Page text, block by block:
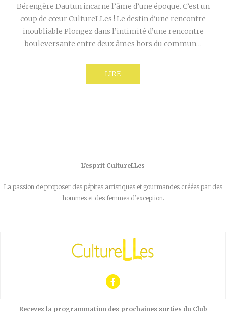
Bérengère Dautun incarne l’âme d’une époque. C’est un
coup de cœur CultureLLes ! Le destin d’une rencontre
inoubliable Plongez dans l’intimité d’une rencontre
bouleversante entre deux âmes hors du commun…
LIRE
L’esprit CultureLLes
La passion de proposer des pépites artistiques et gourmandes créées par des
hommes et des femmes d’exception.
Recevez la programmation des prochaines sorties du Club